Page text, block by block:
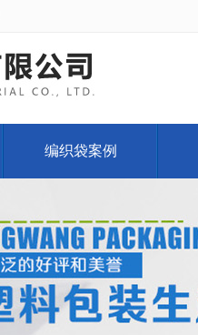
编织袋案例